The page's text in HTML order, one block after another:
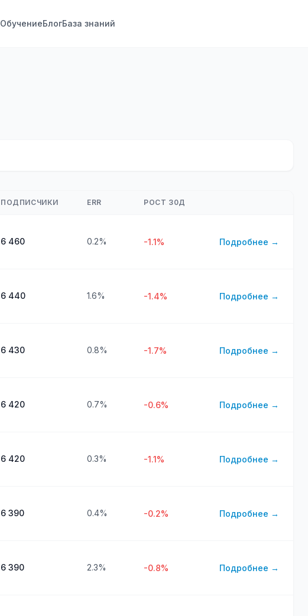
ОбучениеБлогБаза знаний
ПОДПИСЧИКИ ERR РОСТ 30Д
6 460 0.2% -1.1% Подробнее →
6 440 1.6% -1.4% Подробнее →
6 430 0.8% -1.7% Подробнее →
6 420 0.7% -0.6% Подробнее →
6 420 0.3% -1.1% Подробнее →
6 390 0.4% -0.2% Подробнее →
6 390 2.3% -0.8% Подробнее →